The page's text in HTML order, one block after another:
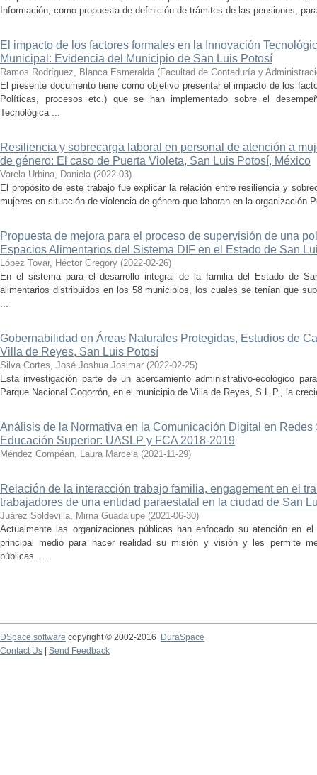
Información, como propuesta de definición de trámites de las pensiones,
El impacto de los factores formales en la Innovación
Municipal: Evidencia del Municipio de San Luis Potosí
Ramos Rodríguez, Blanca Esmeralda (Facultad de Contaduría y
El presente documento tiene como objetivo presentar el impacto de los
Políticas, procesos etc.) que se han implementado sobre el
Tecnológica ...
Resiliencia y sobrecarga laboral en personal de atención a
de género: El caso de Puerta Violeta, San Luis Potosí, México
Varela Urbina, Daniela (2022-03)
El propósito de este trabajo fue explicar la relación entre resiliencia y
mujeres en situación de violencia de género que laboran en la organización
Propuesta de mejora para el proceso de supervisión de una
Espacios Alimentarios del Sistema DIF en el Estado de San
López Tovar, Héctor Gregory (2022-02-26)
En el sistema para el desarrollo integral de la familia del Estado de
alimentarios distribuidos en los 58 municipios, los cuales se tenían que
...
Gobernabilidad en Áreas Naturales Protegidas, Estudios de
Villa de Reyes, San Luis Potosí
Silva Cortes, José Joshua Josimar (2022-02-25)
Esta investigación parte de un acercamiento administrativo-ecológico
Parque Nacional Gogorrón, en el municipio de Villa de Reyes, S.L.P., la
Análisis de la Normativa en la Comunicación Digital en
Educación Superior: UASLP y FCA 2018-2019
Méndez Compéan, Laura Marcela (2021-11-29)
Relación de la interacción trabajo familia, engagement en el
trabajadores de una entidad paraestatal en la ciudad de San
Juárez Soldevilla, Mirna Guadalupe (2021-06-30)
Actualmente las organizaciones públicas han enfocado su atención en
principal medio para hacer realidad su misión y visión y les permite
públicas. ...
DSpace software copyright © 2002-2016
DuraSpace
Contact Us
Send Feedback